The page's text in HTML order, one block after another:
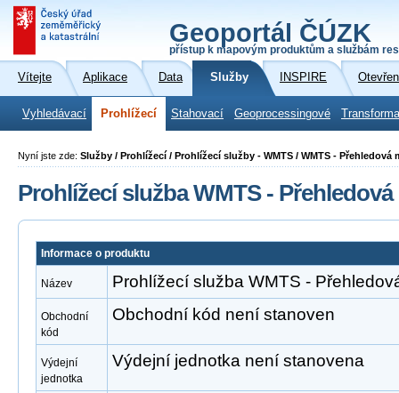
Geoportál ČÚZK
přístup k mapovým produktům a službám
Vítejte Aplikace Data Služby INSPIRE
Vyhledávací Prohlížecí Stahovací Geoprocessingové
Nyní jste zde: Služby / Prohlížecí / Prohlížecí služby - WMTS / WMTS - Přehledová
Prohlížecí služba WMTS - Přehledová
Informace o produktu
Název Prohlížecí služba WMTS -
Obchodní
kód
Obchodní kód není stanoven
Výdejní
jednotka
Výdejní jednotka není stanovena